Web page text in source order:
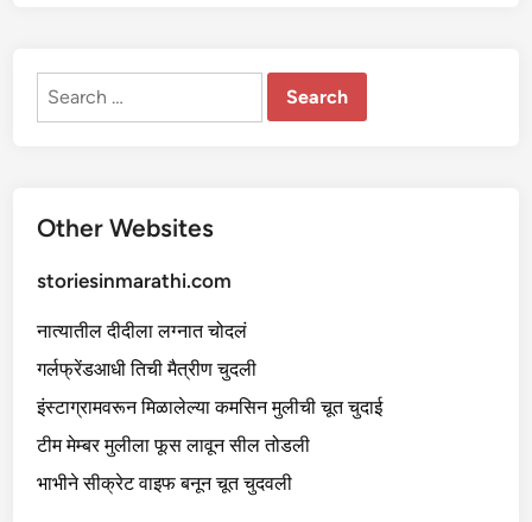
Search
Other Websites
storiesinmarathi.com
नात्यातील दीदीला लग्नात चोदलं
गर्लफ्रेंडआधी तिची मैत्रीण चुदली
इंस्टाग्रामवरून मिळालेल्या कमसिन मुलीची चूत चुदाई
टीम मेम्बर मुलीला फूस लावून सील तोडली
भाभीने सीक्रेट वाइफ बनून चूत चुदवली